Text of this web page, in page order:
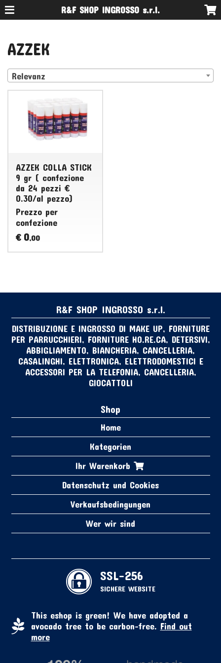
R&F SHOP INGROSSO s.r.l.
AZZEK
Relevanz
AZZEK COLLA STICK
9 gr ( confezione
da 24 pezzi €
0.30/al pezzo)
Prezzo per
confezione
€ 0,00
R&F SHOP INGROSSO s.r.l.
DISTRIBUZIONE E INGROSSO DI MAKE UP, FORNITURE
PER PARRUCCHIERI, FORNITURE HO.RE.CA, DETERSIVI,
ABBIGLIAMENTO, BIANCHERIA, CANCELLERIA,
CASALINGHI, ELETTRONICA, ELETTRODOMESTICI E
ACCESSORI PER LA TELEFONIA, CANCELLERIA,
GIOCATTOLI
Shop
Home
Kategorien
Ihr Warenkorb
Datenschutz und Cookies
Verkaufsbedingungen
Wer wir sind
SSL-256
SICHERE WEBSITE
This eshop is green! We have adopted a
avocado tree to be carbon-free. Find out
more